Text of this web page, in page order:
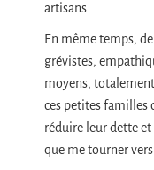
artisans.
En même temps,
grévistes,
moyens,
ces petites familles
réduire leur dette
que me tourner